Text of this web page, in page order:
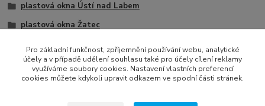
plastová okna Ústí nad Labem
plastová okna Žatec
1 křídlo
Pro základní funkčnost, zpříjemnění používání webu, analytické
účely a v případě udělení souhlasu také pro účely cílení reklamy
využíváme soubory cookies. Nastavení vlastních preferencí
cookies můžete kdykoli upravit odkazem ve spodní části stránek.